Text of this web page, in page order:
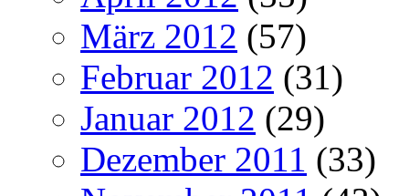
März 2012 (57)
Februar 2012 (31)
Januar 2012 (29)
Dezember 2011 (33)